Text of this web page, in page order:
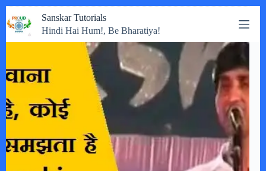
to
content
Sanskar Tutorials
Hindi Hai Hum!, Be Bharatiya!